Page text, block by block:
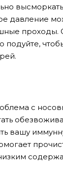
давление
проходы.
с
вашу